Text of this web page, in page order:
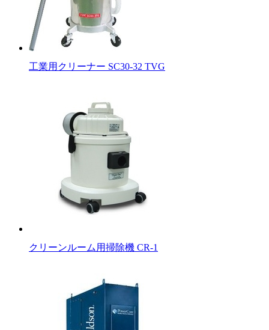
工業用クリーナー SC30-32 TVG
クリーンルーム用掃除機 CR-1